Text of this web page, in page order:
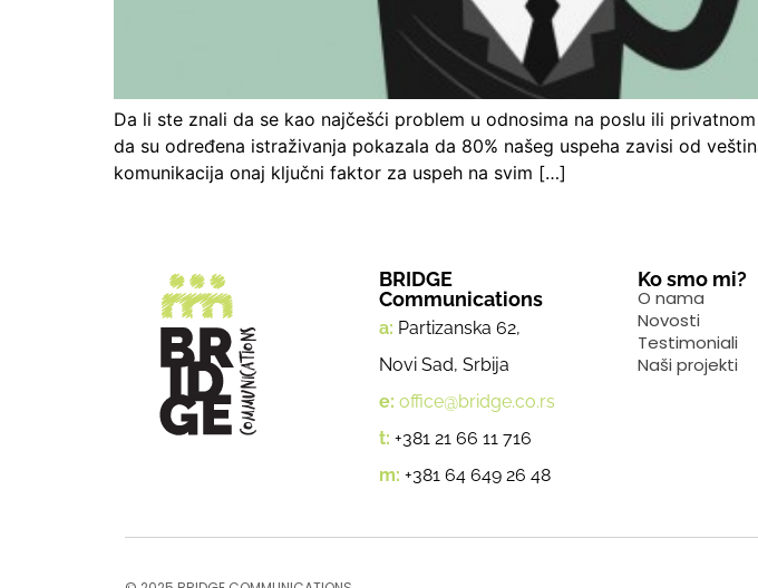
Da li ste znali da se kao najčešći problem u odnosima na poslu ili
da su određena istraživanja pokazala da 80% našeg uspeha zavisi od
komunikacija onaj ključni faktor za uspeh na svim […]
BRIDGE
Communications
a: Partizanska 62,
Novi Sad, Srbija
e: office@bridge.co.rs
t: +381 21 66 11 716
m: +381 64 649 26 48
Ko smo mi?
O nama
Novosti
Testimoniali
Naši projekti